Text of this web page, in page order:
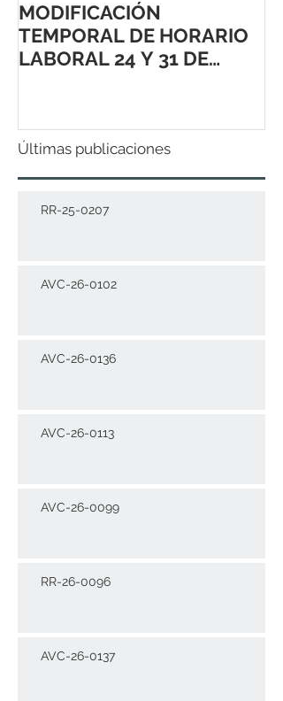
MODIFICACIÓN
TEMPORAL DE HORARIO
LABORAL 24 Y 31 DE
Últimas publicaciones
RR-25-0207
AVC-26-0102
AVC-26-0136
AVC-26-0113
AVC-26-0099
RR-26-0096
AVC-26-0137